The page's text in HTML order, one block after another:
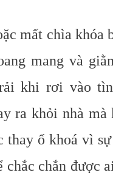
mất chìakhóa
mang và
khi rơi vào
ra khỏi nhà mà
thay ổ khoá vì
chắn được